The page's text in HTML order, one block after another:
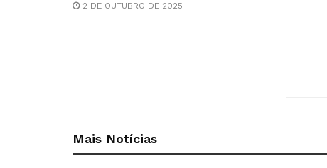
2 DE OUTUBRO DE 2025
Mais Notícias